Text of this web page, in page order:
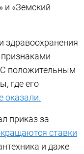
и «Земский
здравоохранения
признаками
С положительным
где его
оказали.
приказ за
ставки
и даже